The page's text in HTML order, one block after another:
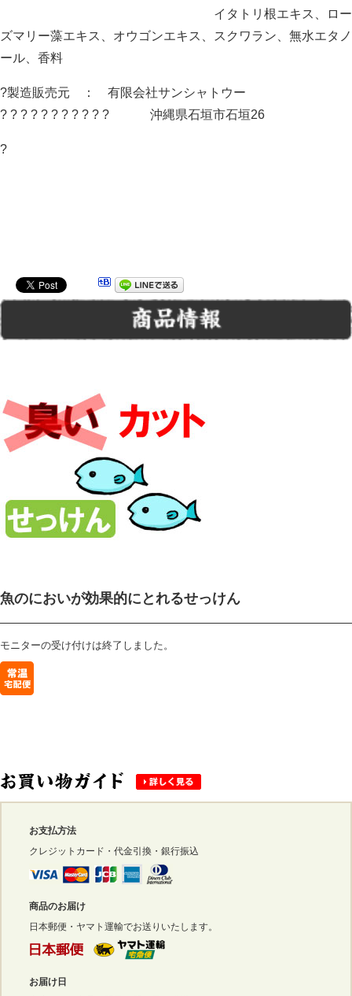
イタトリ根エキス、ロー
ズマリー藻エキス、オウゴンエキス、スクワラン、無水エタノ
ール、香料
?製造販売元 ： 有限会社サンシャトウー
? ? ? ? ? ? ? ? ? ? ? 沖縄県石垣市石垣26
?
魚のにおいが効果的にとれるせっけん
モニターの受け付けは終了しました。
お支払方法
クレジットカード・代金引換・銀行振込
商品のお届け
日本郵便・ヤマト運輸でお送りいたします。
お届け日